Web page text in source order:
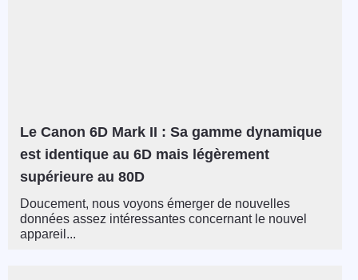
Le Canon 6D Mark II : Sa gamme dynamique
est identique au 6D mais légèrement
supérieure au 80D
Doucement, nous voyons émerger de nouvelles
données assez intéressantes concernant le nouvel
appareil...